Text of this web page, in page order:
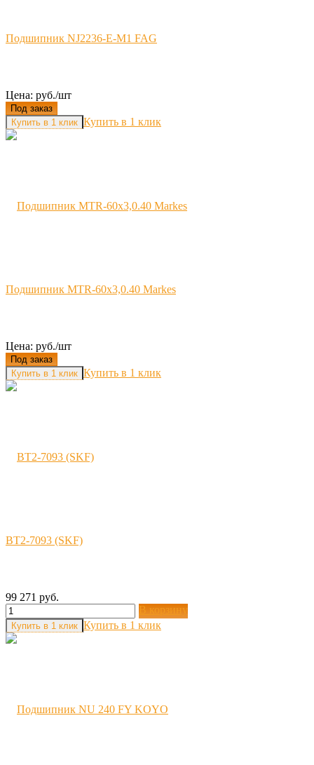
Подшипник NJ2236-E-M1 FAG
Цена: руб./шт
Под заказ
Купить в 1 клик
Подшипник MTR-60x3,0.40 Markes
Цена: руб./шт
Под заказ
Купить в 1 клик
BT2-7093 (SKF)
99 271 руб.
В корзину
Купить в 1 клик